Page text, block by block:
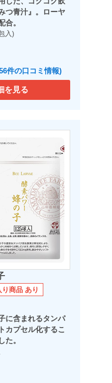
つ青汁』。ローヤ
合。
入)
件の口コミ情報)
を見る
商品 あり
に含まれるタンパ
カプセル化するこ
た。